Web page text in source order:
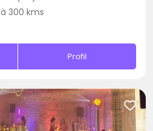
300 kms
Profil